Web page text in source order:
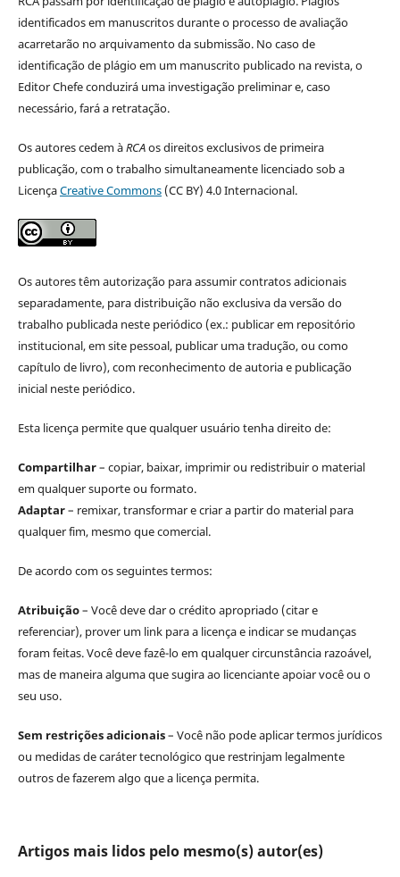
identificados em manuscritos durante o processo de avaliação
acarretarão no arquivamento da submissão. No caso de
identificação de plágio em um manuscrito publicado na revista, o
Editor Chefe conduzirá uma investigação preliminar e, caso
necessário, fará a retratação.
Os autores cedem àRCAos direitos exclusivos de primeira
publicação, com o trabalho simultaneamente licenciado sob a
LicençaCreative Commons(CC BY) 4.0 Internacional.
Os autores têm autorização para assumir contratos adicionais
separadamente, para distribuição não exclusiva da versão do
trabalho publicada neste periódico (ex.: publicar em repositório
institucional, em site pessoal, publicar uma tradução, ou como
capítulo de livro), com reconhecimento de autoria e publicação
inicial neste periódico.
Esta licença permite que qualquer usuário tenha direito de:
Compartilhar– copiar, baixar, imprimir ou redistribuir o material
em qualquer suporte ou formato.
Adaptar– remixar, transformar e criar a partir do material para
qualquer fim, mesmo que comercial.
De acordo com os seguintes termos:
Atribuição– Você deve dar o crédito apropriado (citar e
referenciar), prover um link para a licença e indicar se mudanças
foram feitas. Você deve fazê-lo em qualquer circunstância razoável,
mas de maneira alguma que sugira ao licenciante apoiar você ou o
seu uso.
Sem restrições adicionais– Você não pode aplicar termos jurídicos
ou medidas de caráter tecnológico que restrinjam legalmente
outros de fazerem algo que a licença permita.
Artigos mais lidos pelo mesmo(s) autor(es)